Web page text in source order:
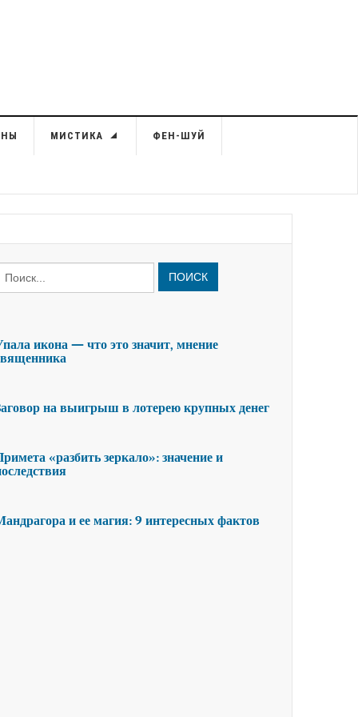
МИСТИКА ФЕН-ШУЙ
ПОИСК
икона — что это значит, мнение
на выигрыш в лотерею крупных денег
«разбить зеркало»: значение и
и ее магия: 9 интересных фактов